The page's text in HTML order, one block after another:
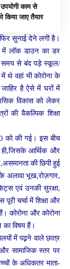
काम से
जाए तैयार
सुनाई देने लगी है।
लॉक डाउन का डर
समय से बंद पड़े स्कूल/
वहां भी कोरोना के
है ऐसे में घरों में
विकास को लेकर
की वैकल्पिक शिक्षा
को की गई। इस बीच
ही,जिसके आर्थिक और
की छिपी हुई
अलावा भूख,रोज़गार,
एवं उनकी सुरक्षा,
चर्चा में शिक्षा और
कोरोना और कोरोना
का विषय हैं।
में पढ़़ने वाले छात्र
सामाजिक स्तर पर
के अधिकतर माता-